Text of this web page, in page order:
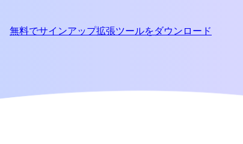
無料でサインアップ拡張ツールをダウンロード